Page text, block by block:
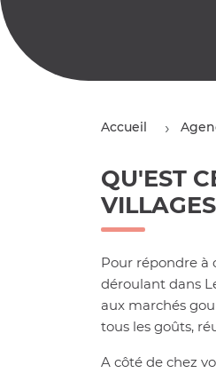
Accueil
QU'EST
Pour répondre à
déroulant dans
aux marchés
tous les goûts,
A côté de chez